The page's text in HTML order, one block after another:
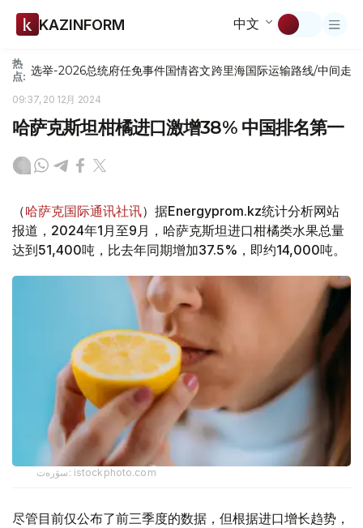
KAZINFORM 中文
热
点: 选举-2026总统府任免事件国情咨文跨里海国际运输路线/中间走廊
09:37, 20 12月 2024
哈萨克斯坦柑橘进口激增38% 中国排名第一
（哈萨克国际通讯社讯）据Energyprom.kz统计分析网站
报道，2024年1月至9月，哈萨克斯坦进口柑橘类水果总量
达到51,400吨，比去年同期增加37.5%，即约14,000吨。
سۋرەت: istockphoto.com
尽管目前仅公布了前三季度的数据，但根据进口增长趋势，